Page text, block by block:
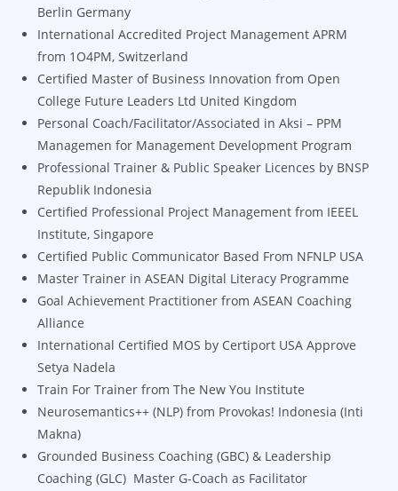
Berlin Germany
International Accredited Project Management APRM
from 1O4PM, Switzerland
Certified Master of Business Innovation from Open
College Future Leaders Ltd United Kingdom
Personal Coach/Facilitator/Associated in Aksi – PPM
Managemen for Management Development Program
Professional Trainer & Public Speaker Licences by BNSP
Republik Indonesia
Certified Professional Project Management from IEEEL
Institute, Singapore
Certified Public Communicator Based From NFNLP USA
Master Trainer in ASEAN Digital Literacy Programme
Goal Achievement Practitioner from ASEAN Coaching
Alliance
International Certified MOS by Certiport USA Approve
Setya Nadela
Train For Trainer from The New You Institute
Neurosemantics++ (NLP) from Provokas! Indonesia (Inti
Makna)
Grounded Business Coaching (GBC) & Leadership
Coaching (GLC) Master G-Coach as Facilitator